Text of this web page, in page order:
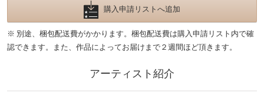
購入申請リストへ追加
※ 別途、梱包配送費がかかります。梱包配送費は購入申請リスト内で確
認できます。また、作品によってお届けまで２週間ほど頂きます。
アーティスト紹介